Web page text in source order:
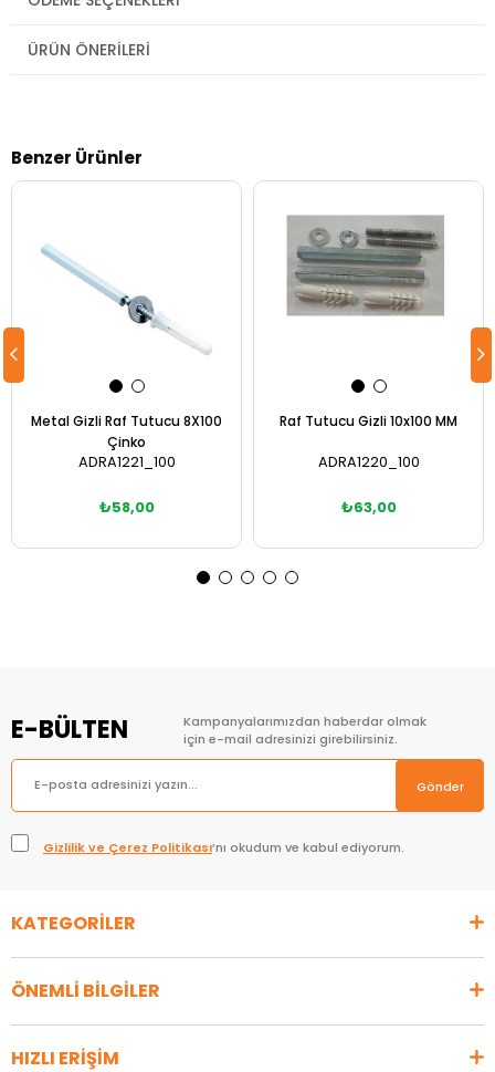
ÜRÜN ÖNERILERI
Benzer Ürünler
Metal Gizli Raf Tutucu 8X100
Çinko
ADRA1221_100
₺58,00
Raf Tutucu Gizli 10x100 MM
ADRA1220_100
₺63,00
E-BÜLTEN
Kampanyalarımızdan haberdar olmak
için e-mail adresinizi girebilirsiniz.
Gönder
Gizlilik ve Çerez Politikası’nı okudum ve kabul ediyorum.
KATEGORİLER
ÖNEMLİ BİLGİLER
HIZLI ERİŞİM